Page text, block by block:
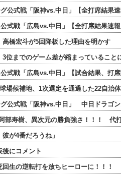
公式戦「阪神vs.中日」【全打席結果
式戦「広島vs.中日」【全打席結果速
橋宏斗が5回降板した理由を明かす
3位までのゲーム差が縮まっているこ
式戦「広島vs.中日」【試合結果、打
場候補地、1次選定を通過した22自治
公式戦「阪神vs.中日」 中日ドラゴン
部寿樹、異次元の勝負強さ！！！ 代
が4番だろうね」
にコメント
生の逆転打を放ちヒーローに！！！